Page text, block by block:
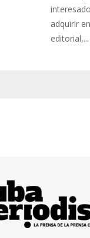
adquirir
editorial,...